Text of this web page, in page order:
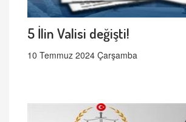
5 İlin Valisi değişti!
10 Temmuz 2024 Çarşamba